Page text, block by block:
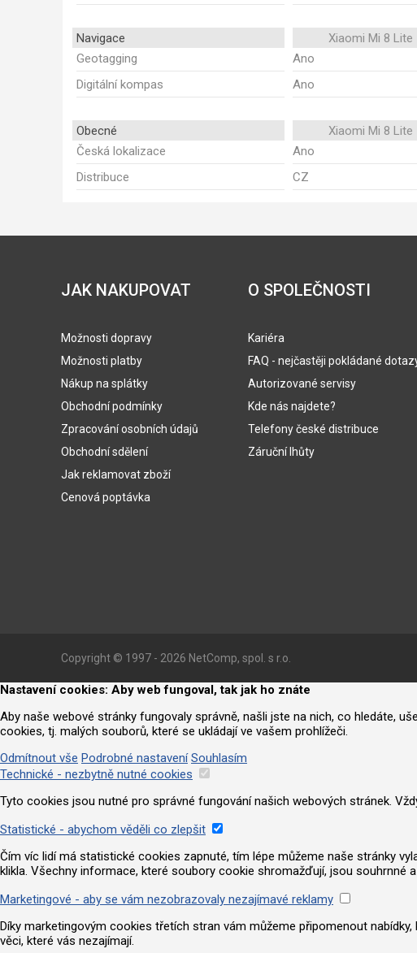
Navigace Xiaomi Mi 8 Lite
Geotagging
Ano
Digitální kompas
Ano
Obecné Xiaomi Mi 8 Lite
Česká lokalizace
Ano
Distribuce
CZ
JAK NAKUPOVAT
Možnosti dopravy
Možnosti platby
Nákup na splátky
Obchodní podmínky
Zpracování osobních údajů
Obchodní sdělení
Jak reklamovat zboží
Cenová poptávka
O SPOLEČNOSTI
Kariéra
FAQ - nejčastěji pokládané
Autorizované servisy
Kde nás najdete?
Telefony české distribuce
Záruční lhůty
Copyright © 1997 - 2026 NetComp, spol. s r.o.
Nastavení cookies: Aby web fungoval, tak jak ho znáte
Aby naše webové stránky fungovaly správně, našli jste na nich, co hledáte,
cookies, tj. malých souborů, které se ukládají ve vašem prohlížeči.
Odmítnout vše Podrobné nastavení Souhlasím
Technické - nezbytně nutné cookies
Tyto cookies jsou nutné pro správné fungování našich webových stránek.
Statistické - abychom věděli co zlepšit
Čím víc lidí má statistické cookies zapnuté, tím lépe můžeme naše stránky
klikla. Všechny informace, které soubory cookie shromažďují, jsou souhrnné
Marketingové - aby se vám nezobrazovaly nezajímavé reklamy
Díky marketingovým cookies třetích stran vám můžeme připomenout
věci, které vás nezajímají.